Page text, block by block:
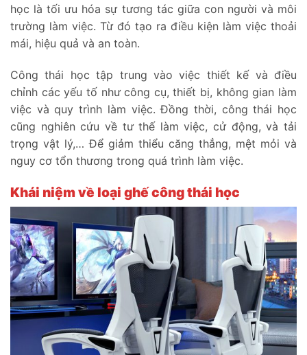
học là tối ưu hóa sự tương tác giữa con người và môi
trường làm việc. Từ đó tạo ra điều kiện làm việc thoải
mái, hiệu quả và an toàn.
Công thái học tập trung vào việc thiết kế và điều
chỉnh các yếu tố như công cụ, thiết bị, không gian làm
việc và quy trình làm việc. Đồng thời, công thái học
cũng nghiên cứu về tư thế làm việc, cử động, và tải
trọng vật lý,… Để giảm thiểu căng thẳng, mệt mỏi và
nguy cơ tổn thương trong quá trình làm việc.
Khái niệm về loại ghế công thái học